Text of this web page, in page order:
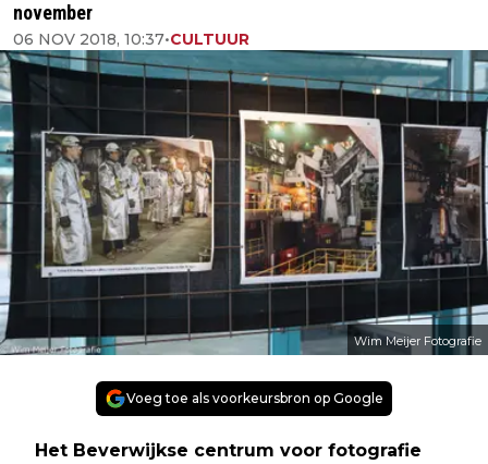
november
06 NOV 2018, 10:37•CULTUUR
Wim Meijer Fotografie
Voeg toe als voorkeursbron op Google
Het Beverwijkse centrum voor fotografie